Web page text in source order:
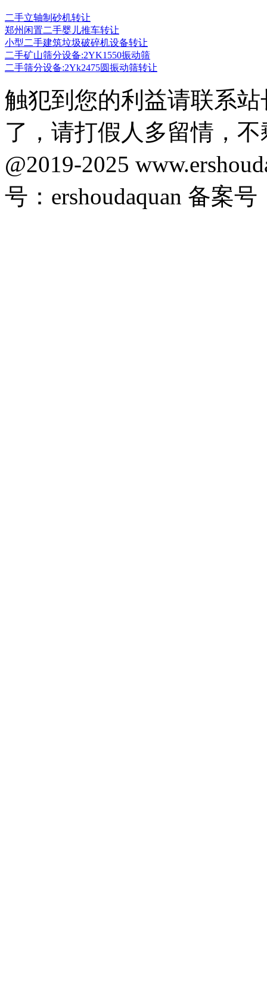
二手立轴制砂机转让
郑州闲置二手婴儿推车转让
小型二手建筑垃圾破碎机设备转让
二手矿山筛分设备:2YK1550振动筛
二手筛分设备:2Yk2475圆振动筛转让
触犯到您的利益请联系
了，请打假人多留情，
@2019-2025
号：ershoudaquan 备案